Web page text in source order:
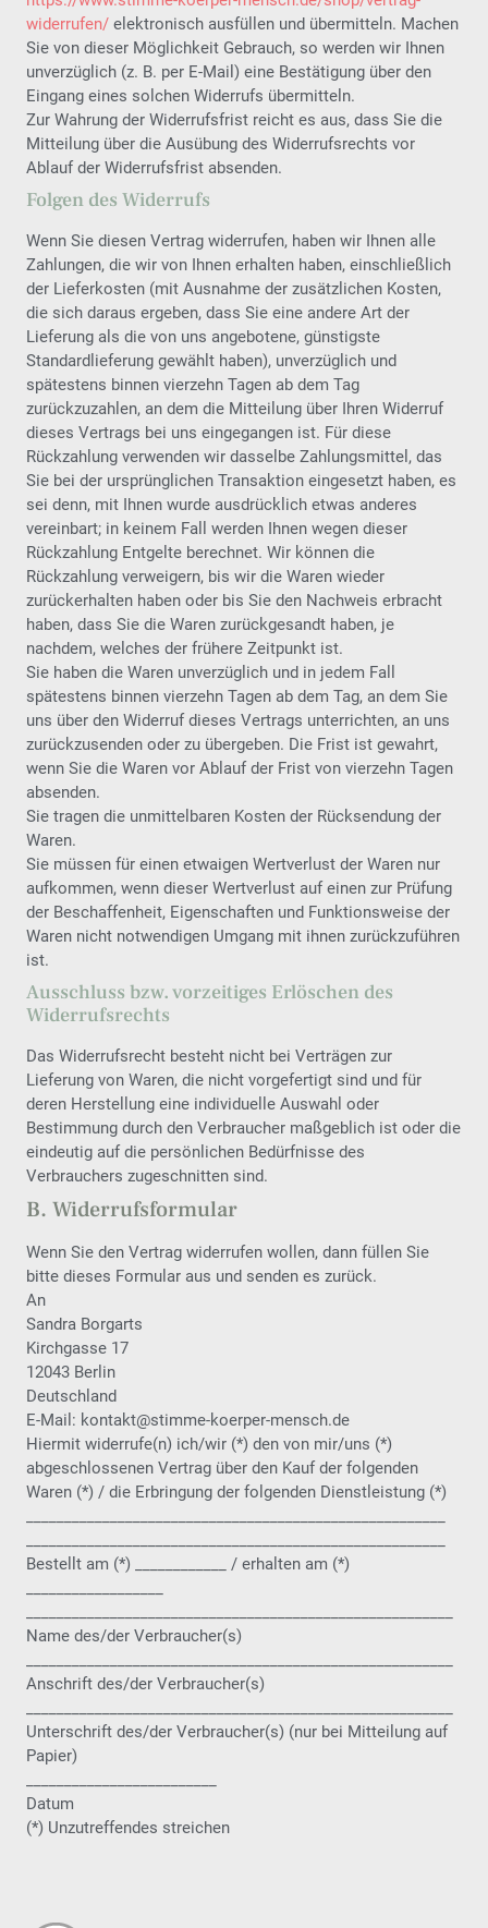
widerrufen/elektronisch ausfüllen und übermitteln. Machen
Sie von dieser Möglichkeit Gebrauch, so werden wir Ihnen
unverzüglich (z. B. per E-Mail) eine Bestätigung über den
Eingang eines solchen Widerrufs übermitteln.
Zur Wahrung der Widerrufsfrist reicht es aus, dass Sie die
Mitteilung über die Ausübung des Widerrufsrechts vor
Ablauf der Widerrufsfrist absenden.
Folgen des Widerrufs
Wenn Sie diesen Vertrag widerrufen, haben wir Ihnen alle
Zahlungen, die wir von Ihnen erhalten haben, einschließlich
der Lieferkosten (mit Ausnahme der zusätzlichen Kosten,
die sich daraus ergeben, dass Sie eine andere Art der
Lieferung als die von uns angebotene, günstigste
Standardlieferung gewählt haben), unverzüglich und
spätestens binnen vierzehn Tagen ab dem Tag
zurückzuzahlen, an dem die Mitteilung über Ihren Widerruf
dieses Vertrags bei uns eingegangen ist. Für diese
Rückzahlung verwenden wir dasselbe Zahlungsmittel, das
Sie bei der ursprünglichen Transaktion eingesetzt haben, es
sei denn, mit Ihnen wurde ausdrücklich etwas anderes
vereinbart; in keinem Fall werden Ihnen wegen dieser
Rückzahlung Entgelte berechnet. Wir können die
Rückzahlung verweigern, bis wir die Waren wieder
zurückerhalten haben oder bis Sie den Nachweis erbracht
haben, dass Sie die Waren zurückgesandt haben, je
nachdem, welches der frühere Zeitpunkt ist.
Sie haben die Waren unverzüglich und in jedem Fall
spätestens binnen vierzehn Tagen ab dem Tag, an dem Sie
uns über den Widerruf dieses Vertrags unterrichten, an uns
zurückzusenden oder zu übergeben. Die Frist ist gewahrt,
wenn Sie die Waren vor Ablauf der Frist von vierzehn Tagen
absenden.
Sie tragen die unmittelbaren Kosten der Rücksendung der
Waren.
Sie müssen für einen etwaigen Wertverlust der Waren nur
aufkommen, wenn dieser Wertverlust auf einen zur Prüfung
der Beschaffenheit, Eigenschaften und Funktionsweise der
Waren nicht notwendigen Umgang mit ihnen zurückzuführen
ist.
Ausschluss bzw. vorzeitiges Erlöschen des
Widerrufsrechts
Das Widerrufsrecht besteht nicht bei Verträgen zur
Lieferung von Waren, die nicht vorgefertigt sind und für
deren Herstellung eine individuelle Auswahl oder
Bestimmung durch den Verbraucher maßgeblich ist oder die
eindeutig auf die persönlichen Bedürfnisse des
Verbrauchers zugeschnitten sind.
B. Widerrufsformular
Wenn Sie den Vertrag widerrufen wollen, dann füllen Sie
bitte dieses Formular aus und senden es zurück.
An
Sandra Borgarts
Kirchgasse 17
12043 Berlin
Deutschland
E-Mail: kontakt@stimme-koerper-mensch.de
Hiermit widerrufe(n) ich/wir (*) den von mir/uns (*)
abgeschlossenen Vertrag über den Kauf der folgenden
Waren (*) / die Erbringung der folgenden Dienstleistung (*)
Bestellt am (*) ____________ / erhalten am (*)
Name des/der Verbraucher(s)
Anschrift des/der Verbraucher(s)
Unterschrift des/der Verbraucher(s) (nur bei Mitteilung auf
Papier)
Datum
(*) Unzutreffendes streichen